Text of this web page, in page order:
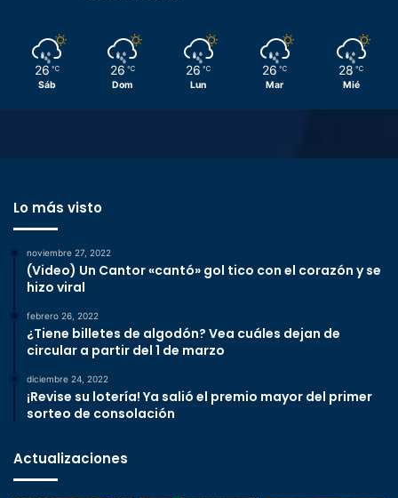
26 ℃
Sáb
26 ℃
Dom
26 ℃
Lun
26 ℃
Mar
28 ℃
Mié
Lo más visto
noviembre 27, 2022
(Video) Un Cantor «cantó» gol tico con el corazón y se
hizo viral
febrero 26, 2022
¿Tiene billetes de algodón? Vea cuáles dejan de
circular a partir del 1 de marzo
diciembre 24, 2022
¡Revise su lotería! Ya salió el premio mayor del primer
sorteo de consolación
Actualizaciones